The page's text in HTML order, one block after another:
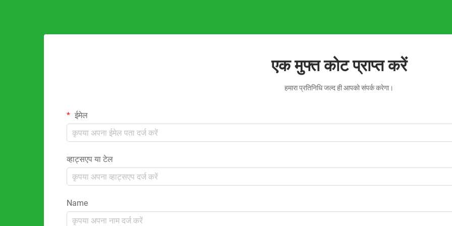
एक मुफ्त कोट प्राप्त करें
हमारा प्रतिनिधि जल्द ही आपको संपर्क करेगा।
ईमेल
व्हाट्सएप या टेल
Name